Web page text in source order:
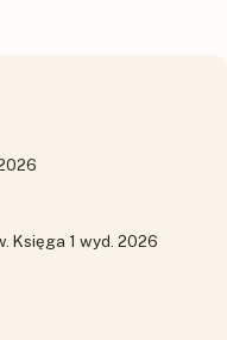
Księga 1 wyd. 2026